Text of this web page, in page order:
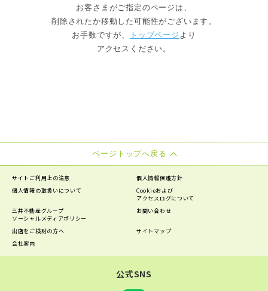
お客さまがご指定のページは、
削除されたか移動した可能性がございます。
お手数ですが、
トップページ より
アクセスください。
ページトップへ戻る
サイトご利用上の注意
個人情報保護方針
個人情報の取扱いについて
Cookieおよび
アクセスログについて
三井不動産グループ
ソーシャルメディアポリシー
お問い合わせ
出店をご検討の方へ
サイトマップ
会社案内
公式SNS